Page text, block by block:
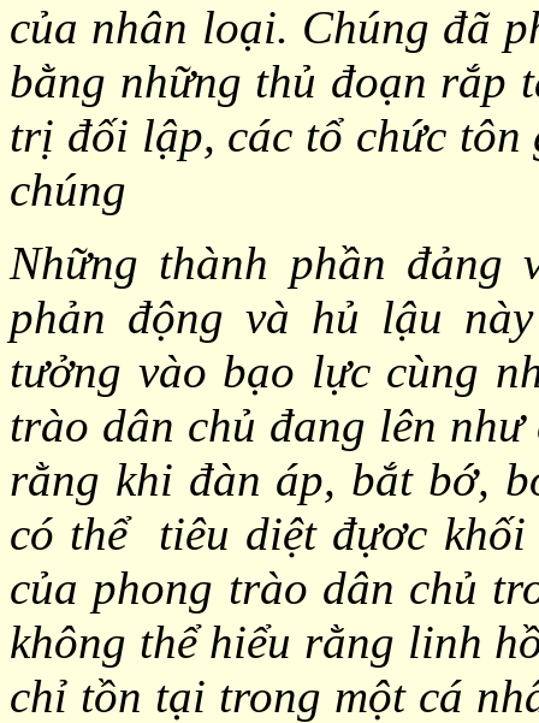
của nhân loại. Chúng đã
bằng những thủ đoạn rắp
trị đối lập, các tổ chức tôn
chúng
Những thành phần đảng
phản động và hủ lậu
tưởng vào bạo lực cùng
trào dân chủ đang lên
rằng khi đàn áp, bắt bớ,
có thể tiêu diệt đựơc
của phong trào dân chủ
không thể hiểu rằng linh
chỉ tồn tại trong một cá